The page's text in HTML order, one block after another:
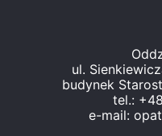
ul.
budynek
tel.:
e-mail: